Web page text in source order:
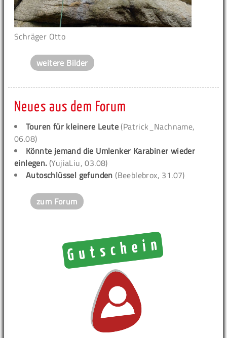
Schräger Otto
weitere Bilder
Neues aus dem Forum
Touren für kleinere Leute (Patrick_Nachname,
06.08)
Könnte jemand die Umlenker Karabiner wieder
einlegen. (YujiaLiu, 03.08)
Autoschlüssel gefunden (Beeblebrox, 31.07)
zum Forum